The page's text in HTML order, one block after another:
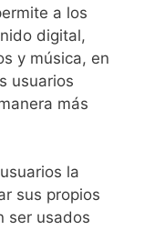
fuera de
online
plataformas
y
TambiÃ©n
la regulaciÃ³n
sitios poco
para comparar
a los
digital,
y música, en
usuarios
más
la
sus propios
ser usados